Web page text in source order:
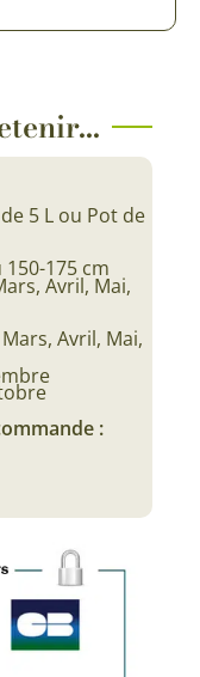
5 L ou Pot de
175 cm
Avril, Mai,
Mars, Avril, Mai,
: